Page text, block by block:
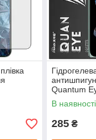
Quantum
OnePlus
В наявності
285 ₴